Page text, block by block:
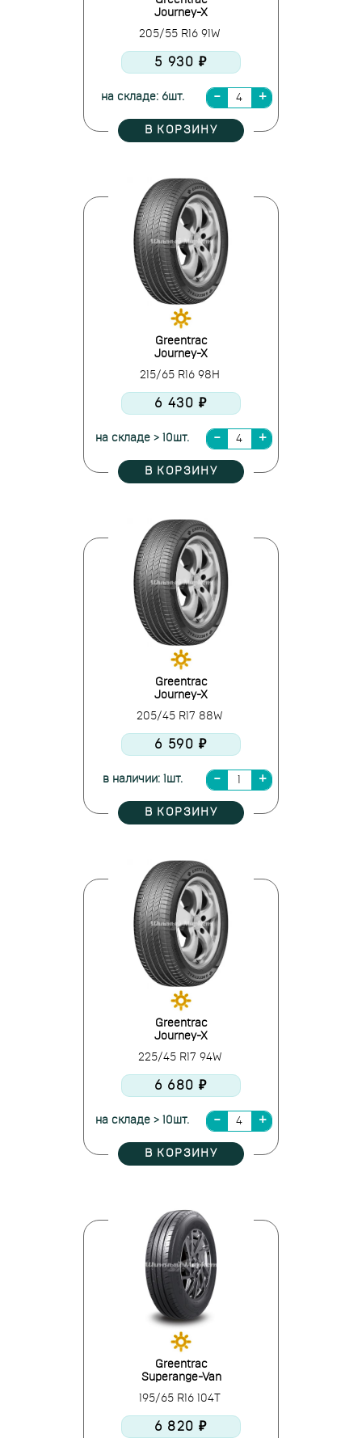
Journey-X
205/55 R16 91W
5 930 ₽
на складе: 6шт.
В КОРЗИНУ
Greentrac
Journey-X
215/65 R16 98H
6 430 ₽
на складе > 10шт.
В КОРЗИНУ
Greentrac
Journey-X
205/45 R17 88W
6 590 ₽
в наличии: 1шт.
В КОРЗИНУ
Greentrac
Journey-X
225/45 R17 94W
6 680 ₽
на складе > 10шт.
В КОРЗИНУ
Greentrac
Superange-Van
195/65 R16 104T
6 820 ₽